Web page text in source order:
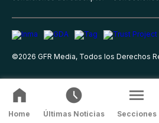
©2026 GFR Media, Todos los Derechos
Home Últimas Noticias Secciones